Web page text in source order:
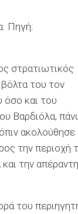
Πηγή:
στρατιωτικός
του τον
όσο και του
Βαρδιόλα,
ακολούθησε
την περιοχή
την απέραντη
του